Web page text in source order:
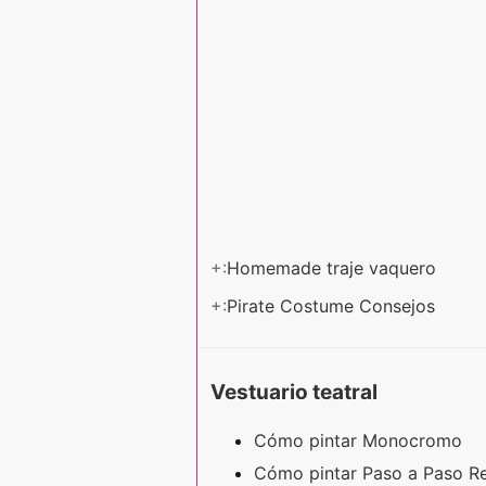
+:Homemade traje vaquero
+:Pirate Costume Consejos
Vestuario teatral
Cómo pintar Monocromo
Cómo pintar Paso a Paso